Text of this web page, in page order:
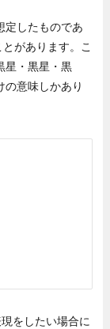
定したものであ
があります。こ
星・黒星・黒
の意味しかあり
をしたい場合に